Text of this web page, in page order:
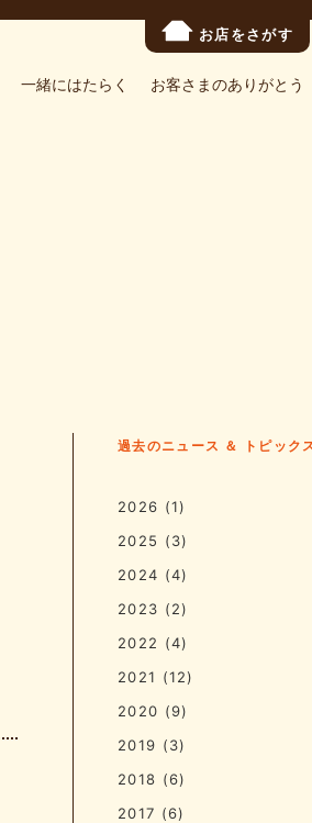
お店をさがす
一緒にはたらく お客さまのありがとう
過去のニュース ＆ トピック
2026 (1)
2025 (3)
2024 (4)
2023 (2)
2022 (4)
2021 (12)
2020 (9)
2019 (3)
2018 (6)
2017 (6)